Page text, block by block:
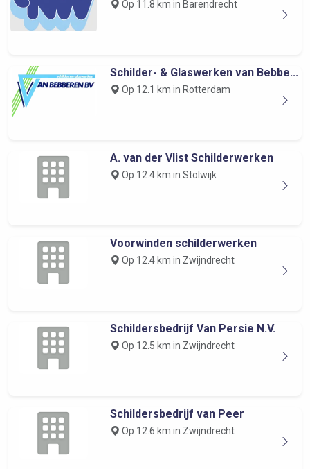
Op 11.8 km in Barendrecht
Schilder- & Glaswerken van Bebbe...
Op 12.1 km in Rotterdam
A. van der Vlist Schilderwerken
Op 12.4 km in Stolwijk
Voorwinden schilderwerken
Op 12.4 km in Zwijndrecht
Schildersbedrijf Van Persie N.V.
Op 12.5 km in Zwijndrecht
Schildersbedrijf van Peer
Op 12.6 km in Zwijndrecht